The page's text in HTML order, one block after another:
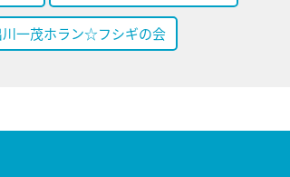
川一茂ホラン☆フシギの会